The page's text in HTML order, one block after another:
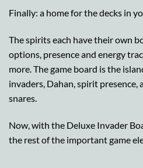
Finally: a home for the decks in
The spirits each have their own
options, presence and energy
more. The game board is the
invaders, Dahan, spirit
snares.
Now, with the Deluxe Invader
the rest of the important game